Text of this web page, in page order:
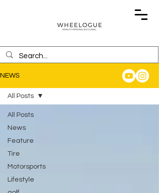
NEWS
All Posts
News
Feature
Tire
Motorsports
Lifestyle
All Posts